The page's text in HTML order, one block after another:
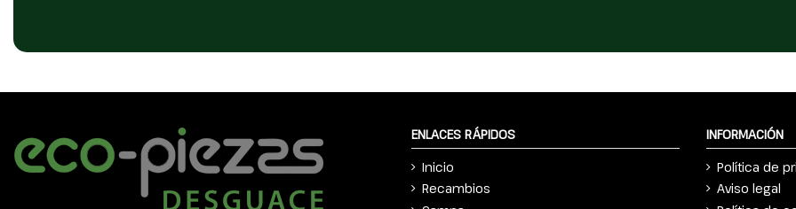
ENLACES RÁPIDOS
Inicio
Recambios
INFORMACIÓN
Política de
Aviso legal